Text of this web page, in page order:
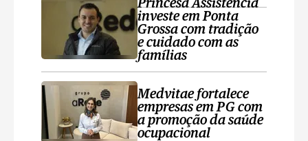
Princesa Assistência
investe em Ponta
Grossa com tradição
e cuidado com as
famílias
Medvitae fortalece
empresas em PG com
a promoção da saúde
ocupacional